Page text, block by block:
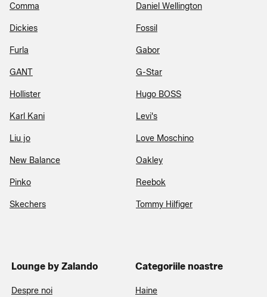
Comma Daniel Wellington
Dickies Fossil
Furla Gabor
GANT G-Star
Hollister Hugo BOSS
Karl Kani Levi's
Liu jo Love Moschino
New Balance Oakley
Pinko Reebok
Skechers Tommy Hilfiger
Lounge by Zalando
Despre noi
Categoriile noastre
Haine